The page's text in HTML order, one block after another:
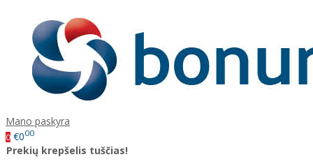
Mano paskyra
0 €000
Prekių krepšelis tuščias!